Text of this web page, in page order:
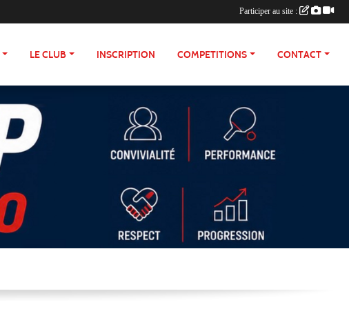
LE CLUB INSCRIPTION COMPETITIONS CONTACT
Participer au site :